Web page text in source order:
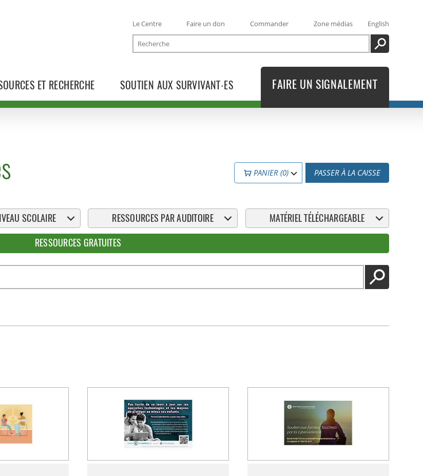
ET RECHERCHE SOUTIEN AUX SURVIVANT·ES
Le Centre Faire un don Commander Zone médias
English
Recherche
RECHERCHE
FAIRE UN SIGNALEMENT
PANIER (0) PASSER À LA CAISSE
SCOLAIRE RESSOURCES PAR AUDITOIRE MATÉRIEL TÉLÉCHARGEABLE
RESSOURCES GRATUITES
LANCER